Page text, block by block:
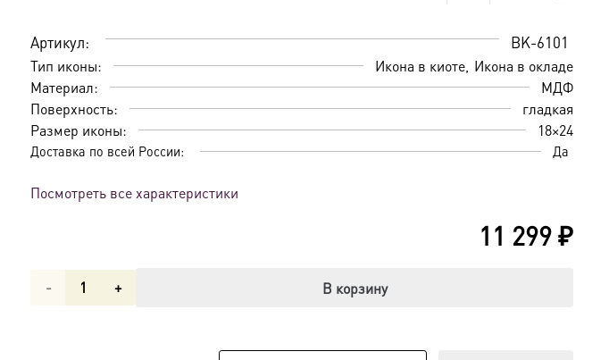
Артикул: BK-6101
Тип иконы: Икона в киоте Икона в окладе
Материал:
МДФ
Поверхность:
гладкая
Размер иконы:
18×24
Доставка по всей России: Да
Посмотреть все характеристики
11 299₽
Количество
В корзину